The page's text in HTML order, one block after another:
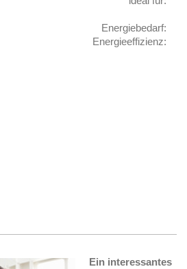
Energiebedarf:
Energieeffizienz:
Ein interessantes